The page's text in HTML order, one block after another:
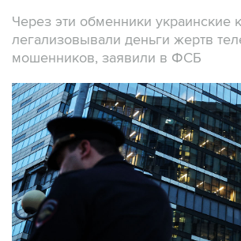
Через эти обменники украинские
легализовывали деньги жертв
мошенников, заявили в ФСБ